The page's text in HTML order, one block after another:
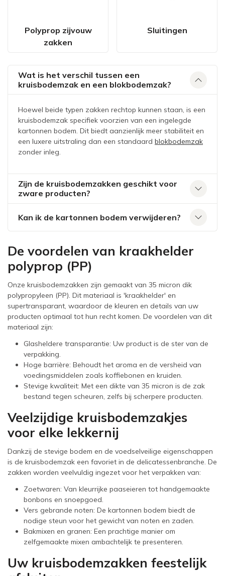
Polyprop zijvouw
zakken
Sluitingen
Wat is het verschil tussen een
kruisbodemzak en een blokbodemzak?
Hoewel beide typen zakken rechtop kunnen staan, is een
kruisbodemzak specifiek voorzien van een ingelegde
kartonnen bodem. Dit biedt aanzienlijk meer stabiliteit en
een luxere uitstraling dan een standaard blokbodemzak
zonder inleg.
Zijn de kruisbodemzakken geschikt voor
zware producten?
Kan ik de kartonnen bodem verwijderen?
De voordelen van kraakhelder
polyprop (PP)
Onze kruisbodemzakken zijn gemaakt van 35 micron dik
polypropyleen (PP). Dit materiaal is 'kraakhelder' en
supertransparant, waardoor de kleuren en details van uw
producten optimaal tot hun recht komen. De voordelen van dit
materiaal zijn:
Glasheldere transparantie: Uw product is de ster van de
verpakking.
Hoge barrière: Behoudt het aroma en de versheid van
voedingsmiddelen zoals koffiebonen en kruiden.
Stevige kwaliteit: Met een dikte van 35 micron is de zak
bestand tegen scheuren, zelfs bij scherpere producten.
Veelzijdige kruisbodemzakjes
voor elke lekkernij
Dankzij de stevige bodem en de voedselveilige eigenschappen
is de kruisbodemzak een favoriet in de delicatessenbranche. De
zakken worden veelvuldig ingezet voor het verpakken van:
Zoetwaren: Van kleurrijke paaseieren tot handgemaakte
bonbons en snoepgoed.
Vers gebrande noten: De kartonnen bodem biedt de
nodige steun voor het gewicht van noten en zaden.
Bakmixen en granen: Een prachtige manier om
zelfgemaakte mixen ambachtelijk te presenteren.
Uw kruisbodemzakken feestelijk